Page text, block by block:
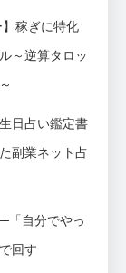
稼ぎに特化
～逆算タロッ
日占い鑑定書
副業ネット占
「自分でやっ
回す